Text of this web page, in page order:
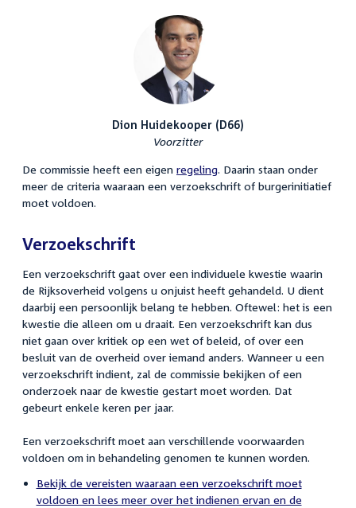
Dion Huidekooper (D66)
Voorzitter
De commissie heeft een eigen regeling. Daarin staan onder
meer de criteria waaraan een verzoekschrift of burgerinitiatief
moet voldoen.
Verzoekschrift
Een verzoekschrift gaat over een individuele kwestie waarin
de Rijksoverheid volgens u onjuist heeft gehandeld. U dient
daarbij een persoonlijk belang te hebben. Oftewel: het is een
kwestie die alleen om u draait. Een verzoekschrift kan dus
niet gaan over kritiek op een wet of beleid, of over een
besluit van de overheid over iemand anders. Wanneer u een
verzoekschrift indient, zal de commissie bekijken of een
onderzoek naar de kwestie gestart moet worden. Dat
gebeurt enkele keren per jaar.
Een verzoekschrift moet aan verschillende voorwaarden
voldoen om in behandeling genomen te kunnen worden.
Bekijk de vereisten waaraan een verzoekschrift moet
voldoen en lees meer over het indienen ervan en de